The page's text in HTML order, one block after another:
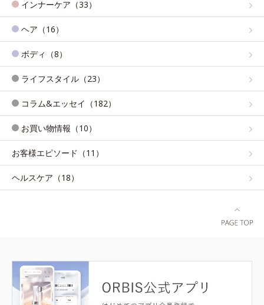
インナーケア（33）
ヘア（16）
ボディ（8）
ライフスタイル（23）
コラム&エッセイ（182）
お買い物情報（10）
お客様エピソード（11）
ヘルスケア（18）